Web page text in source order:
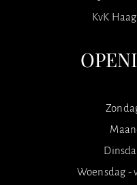
KvK
Woensdag -